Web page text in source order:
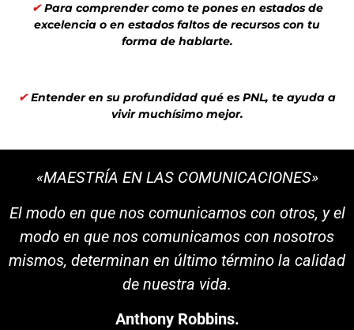
✔Para comprender como te pones en estados de
excelencia o en estados faltos de recursos con tu
forma de hablarte.
✔Entender en su profundidad qué es PNL, te ayuda a
vivir muchísimo mejor.
«MAESTRÍA EN LAS COMUNICACIONES»
El modo en que nos comunicamos con otros, y el
modo en que nos comunicamos con nosotros
mismos, determinan en último término la calidad
de nuestra vida.
Anthony Robbins.